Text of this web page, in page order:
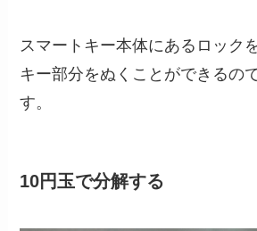
スマートキー本体にあるロック
キー部分をぬくことができるの
す。
10円玉で分解する